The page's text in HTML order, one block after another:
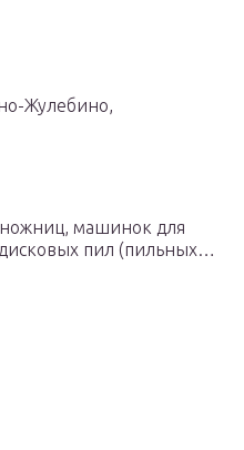
Жулебино,
машинок для
пил (пильных…